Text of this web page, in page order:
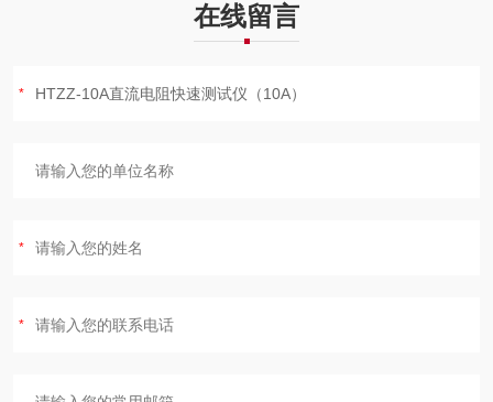
在线留言